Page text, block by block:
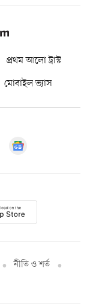
প্রথম আলো ট্রাস্ট
মোবাইল ভ্যাস
নীতি ও শর্ত